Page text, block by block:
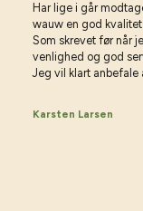
Har lige i går
wauw en god
Som skrevet før når
venlighed og god
Jeg vil klart anbefale
Karsten Larsen